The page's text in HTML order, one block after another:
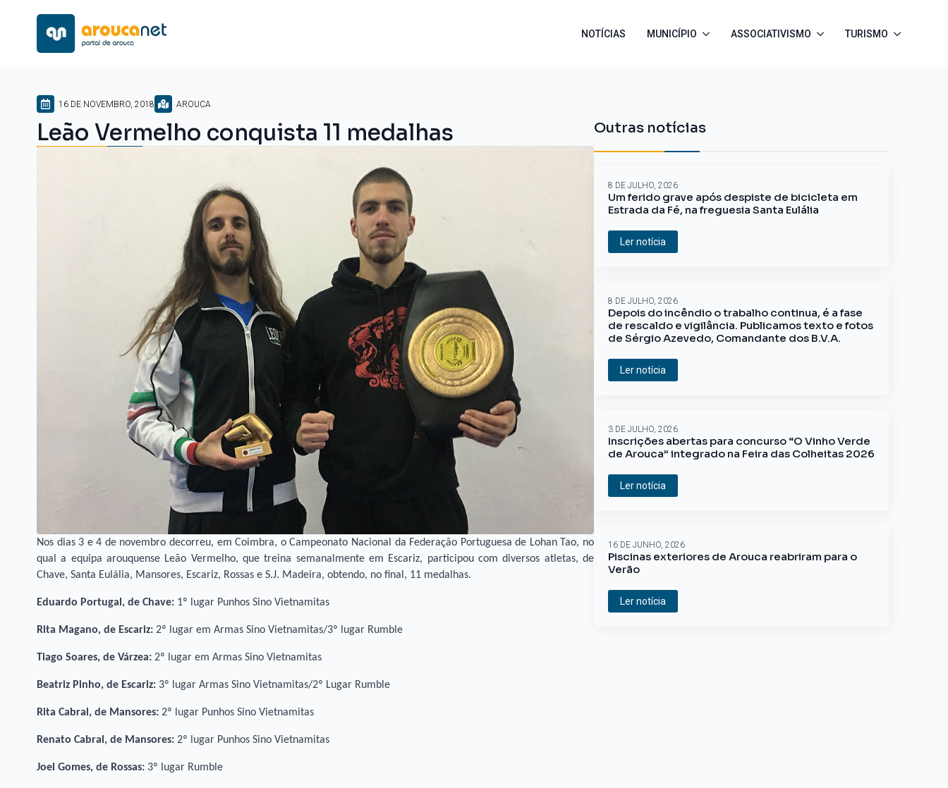
NOTÍCIAS MUNICÍPIO ASSOCIATIVISMO TURISMO
16 DE NOVEMBRO, 2018 AROUCA
Leão Vermelho conquista 11 medalhas
Nos dias 3 e 4 de novembro decorreu, em Coimbra, o Campeonato Nacional da Federação Portuguesa de Lohan Tao, no
qual a equipa arouquense Leão Vermelho, que treina semanalmente em Escariz, participou com diversos atletas, de
Chave, Santa Eulália, Mansores, Escariz, Rossas e S.J. Madeira, obtendo, no final, 11 medalhas.
Eduardo Portugal, de Chave: 1º lugar Punhos Sino Vietnamitas
Rita Magano, de Escariz: 2º lugar em Armas Sino Vietnamitas/3º lugar Rumble
Tiago Soares, de Várzea: 2º lugar em Armas Sino Vietnamitas
Beatriz Pinho, de Escariz: 3º lugar Armas Sino Vietnamitas/2º Lugar Rumble
Rita Cabral, de Mansores: 2º lugar Punhos Sino Vietnamitas
Renato Cabral, de Mansores: 2º lugar Punhos Sino Vietnamitas
Joel Gomes, de Rossas: 3º lugar Rumble
Outras notícias
Um ferido grave após despiste de bicicleta em
Estrada da Fé, na freguesia Santa Eulália
8 DE JULHO, 2026
Ler notícia
Depois do incêndio o trabalho continua, é a fase
de rescaldo e vigilância. Publicamos texto e fotos
de Sérgio Azevedo, Comandante dos B.V.A.
8 DE JULHO, 2026
Ler notícia
Inscrições abertas para concurso “O Vinho Verde
de Arouca” integrado na Feira das Colheitas 2026
3 DE JULHO, 2026
Ler notícia
Piscinas exteriores de Arouca reabriram para o
Verão
16 DE JUNHO, 2026
Ler notícia